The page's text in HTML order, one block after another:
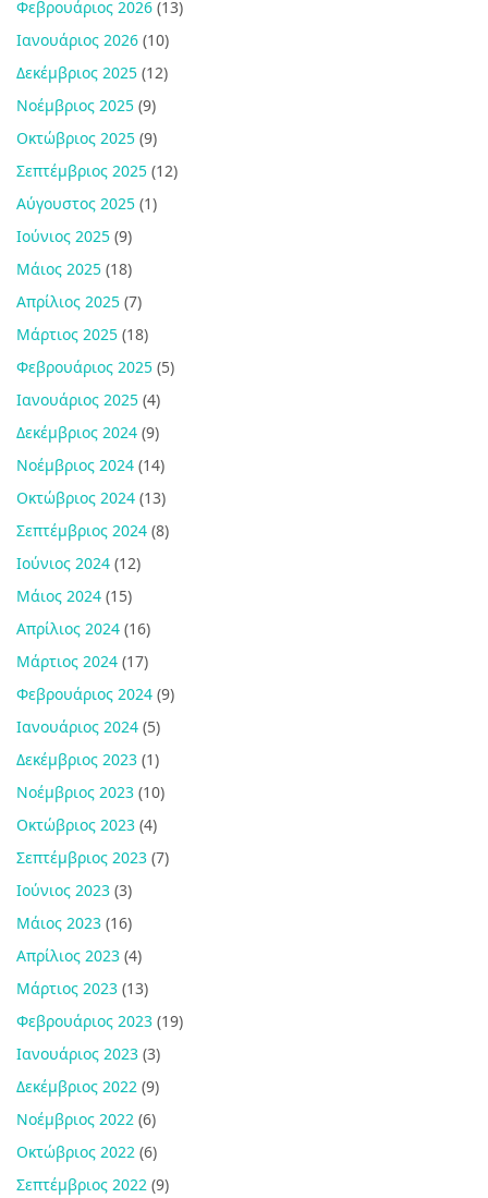
Φεβρουάριος 2026 (13)
Ιανουάριος 2026 (10)
Δεκέμβριος 2025 (12)
Νοέμβριος 2025 (9)
Οκτώβριος 2025 (9)
Σεπτέμβριος 2025 (12)
Αύγουστος 2025 (1)
Ιούνιος 2025 (9)
Μάιος 2025 (18)
Απρίλιος 2025 (7)
Μάρτιος 2025 (18)
Φεβρουάριος 2025 (5)
Ιανουάριος 2025 (4)
Δεκέμβριος 2024 (9)
Νοέμβριος 2024 (14)
Οκτώβριος 2024 (13)
Σεπτέμβριος 2024 (8)
Ιούνιος 2024 (12)
Μάιος 2024 (15)
Απρίλιος 2024 (16)
Μάρτιος 2024 (17)
Φεβρουάριος 2024 (9)
Ιανουάριος 2024 (5)
Δεκέμβριος 2023 (1)
Νοέμβριος 2023 (10)
Οκτώβριος 2023 (4)
Σεπτέμβριος 2023 (7)
Ιούνιος 2023 (3)
Μάιος 2023 (16)
Απρίλιος 2023 (4)
Μάρτιος 2023 (13)
Φεβρουάριος 2023 (19)
Ιανουάριος 2023 (3)
Δεκέμβριος 2022 (9)
Νοέμβριος 2022 (6)
Οκτώβριος 2022 (6)
Σεπτέμβριος 2022 (9)